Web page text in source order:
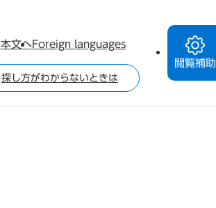
閲覧補助
本文へForeign languages
探し方がわからないときは